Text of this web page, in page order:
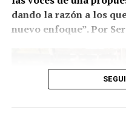
dando la razón a los
nuevo enfoque”. Por